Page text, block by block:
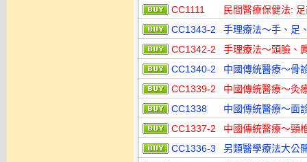
CC1111
民間醫療保健法:
CC1343-2
手理療法～手、足
CC1342-2
手理療法～頭臉、
CC1340-2
中國傳統醫療～骨
CC1339-2
中國傳統醫療～灸
CC1338
中國傳統醫療～面
CC1337-2
中國傳統醫療～頸
CC1336-3
另類醫學療法大公